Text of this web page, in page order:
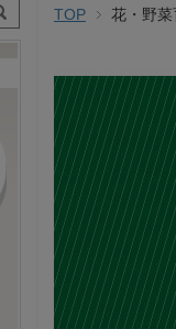
TOP 花・野